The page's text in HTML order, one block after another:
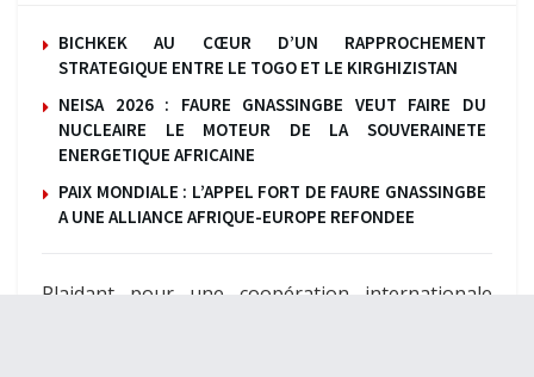
BICHKEK AU CŒUR D’UN RAPPROCHEMENT
STRATEGIQUE ENTRE LE TOGO ET LE KIRGHIZISTAN
NEISA 2026 : FAURE GNASSINGBE VEUT FAIRE DU
NUCLEAIRE LE MOTEUR DE LA SOUVERAINETE
ENERGETIQUE AFRICAINE
PAIX MONDIALE : L’APPEL FORT DE FAURE GNASSINGBE
A UNE ALLIANCE AFRIQUE-EUROPE REFONDEE
Plaidant pour une coopération internationale